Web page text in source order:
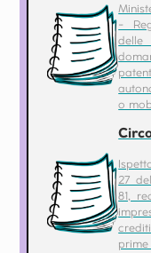
-
o
27
81,